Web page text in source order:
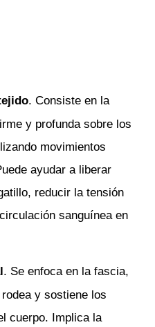
. Consiste en la
y profunda sobre los
movimientos
ayudar a liberar
reducir la tensión
sanguínea en
. Se enfoca en la fascia,
y sostiene los
cuerpo. Implica la